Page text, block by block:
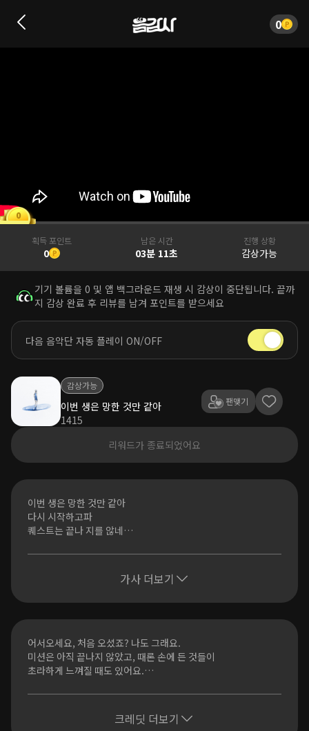
0
0
획득 포인트
0
남은 시간
03분 11초
진행 상황
감상가능
기기 볼륨을 0 및 앱 백그라운드 재생 시 감상이 중단됩니다. 끝까
지 감상 완료 후 리뷰를 남겨 포인트를 받으세요
다음 음악단 자동 플레이 ON/OFF
감상가능
이번 생은 망한 것만 같아
1415
팬맺기
리워드가 종료되었어요
이번 생은 망한 것만 같아
다시 시작하고파
퀘스트는 끝나 지를 않네
엄마 이건 이야기가 달라
oh why 미션은 너무 많아
어서 와 이번 생은 너도 처음이지?
나도 그래서 좀 어려웠어
이제가 너와 난 앞으로 각자도생
good luck, good luck…
오늘도 난 그냥 그저 그래
가사 더보기
어서오세요, 처음 오셨죠? 나도 그래요.
미션은 아직 끝나지 않았고, 때론 손에 든 것들이
초라하게 느껴질 때도 있어요.
망한것 같아도, 걸음이 느려도 결국은 도착하게 돼요.
말이 길었네요, 잘가요.크레딧 더보기